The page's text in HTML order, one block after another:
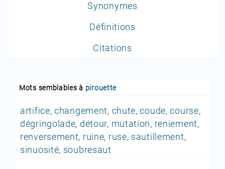
Synonymes
Définitions
Citations
Mots semblables à pirouette
artifice,changement, chute,coude,course,
dégringolade, détour, mutation, reniement,
renversement, ruine, ruse, sautillement,
sinuosité, soubresaut